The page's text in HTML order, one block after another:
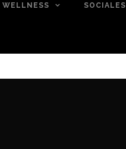
WELLNESS SOCIALES